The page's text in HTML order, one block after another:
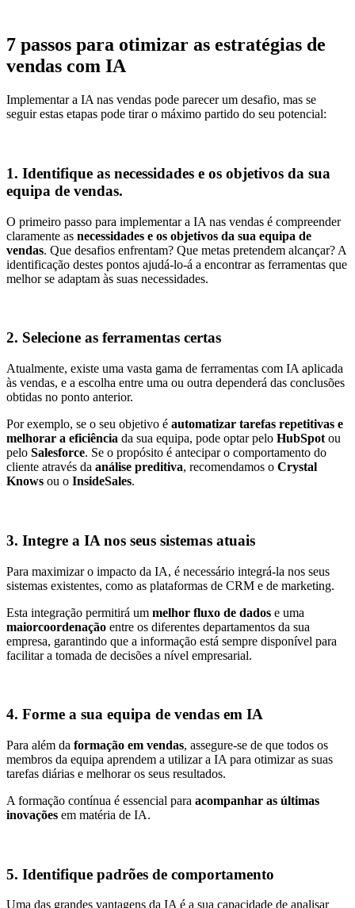
7 passos para otimizar as estratégias de
vendas com IA
Implementar a IA nas vendas pode parecer um desafio, mas se
seguir estas etapas pode tirar o máximo partido do seu potencial:
1. Identifique as necessidades e os objetivos da sua
equipa de vendas.
O primeiro passo para implementar a IA nas vendas é compreender
claramente as necessidades e os objetivos da sua equipa de
vendas. Que desafios enfrentam? Que metas pretendem alcançar? A
identificação destes pontos ajudá-lo-á a encontrar as ferramentas que
melhor se adaptam às suas necessidades.
2. Selecione as ferramentas certas
Atualmente, existe uma vasta gama de ferramentas com IA aplicada
às vendas, e a escolha entre uma ou outra dependerá das conclusões
obtidas no ponto anterior.
Por exemplo, se o seu objetivo é automatizar tarefas repetitivas e
melhorar a eficiência da sua equipa, pode optar pelo HubSpot ou
pelo Salesforce. Se o propósito é antecipar o comportamento do
cliente através da análise preditiva, recomendamos o Crystal
Knows ou o InsideSales.
3. Integre a IA nos seus sistemas atuais
Para maximizar o impacto da IA, é necessário integrá-la nos seus
sistemas existentes, como as plataformas de CRM e de marketing.
Esta integração permitirá um melhor fluxo de dados e uma
maiorcoordenação entre os diferentes departamentos da sua
empresa, garantindo que a informação está sempre disponível para
facilitar a tomada de decisões a nível empresarial.
4. Forme a sua equipa de vendas em IA
Para além da formação em vendas, assegure-se de que todos os
membros da equipa aprendem a utilizar a IA para otimizar as suas
tarefas diárias e melhorar os seus resultados.
A formação contínua é essencial para acompanhar as últimas
inovações em matéria de IA.
5. Identifique padrões de comportamento
Uma das grandes vantagens da IA é a sua capacidade de analisar